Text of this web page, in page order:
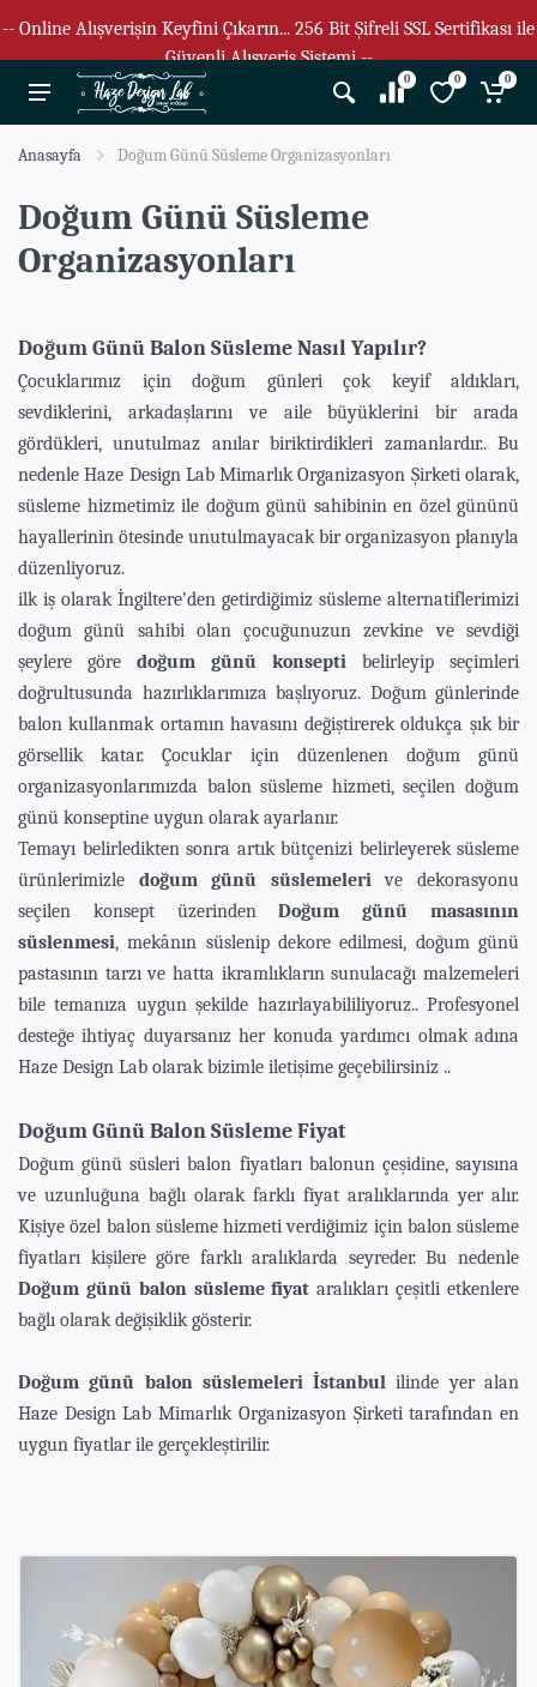
-- Online Alışverişin Keyfini Çıkarın... 256 Bit Şifreli SSL Sertifikası ile
Güvenli Alışveriş Sistemi --
0 0 0
Anasayfa Doğum Günü Süsleme Organizasyonları
Doğum Günü Süsleme
Organizasyonları
Doğum Günü Balon Süsleme Nasıl Yapılır?
Çocuklarımız için doğum günleri çok keyif aldıkları,
sevdiklerini, arkadaşlarını ve aile büyüklerini bir arada
gördükleri, unutulmaz anılar biriktirdikleri zamanlardır.. Bu
nedenle Haze Design Lab Mimarlık Organizasyon Şirketi olarak,
süsleme hizmetimiz ile doğum günü sahibinin en özel gününü
hayallerinin ötesinde unutulmayacak bir organizasyon planıyla
düzenliyoruz.
ilk iş olarak İngiltere’den getirdiğimiz süsleme alternatiflerimizi
doğum günü sahibi olan çocuğunuzun zevkine ve sevdiği
şeylere göre doğum günü konsepti belirleyip seçimleri
doğrultusunda hazırlıklarımıza başlıyoruz. Doğum günlerinde
balon kullanmak ortamın havasını değiştirerek oldukça şık bir
görsellik katar. Çocuklar için düzenlenen doğum günü
organizasyonlarımızda balon süsleme hizmeti, seçilen doğum
günü konseptine uygun olarak ayarlanır.
Temayı belirledikten sonra artık bütçenizi belirleyerek süsleme
ürünlerimizle doğum günü süslemelerive dekorasyonu
seçilen konsept üzerindenDoğum günü masasının
süslenmesi, mekânın süslenip dekore edilmesi, doğum günü
pastasının tarzı ve hatta ikramlıkların sunulacağı malzemeleri
bile temanıza uygun şekilde hazırlayabililiyoruz.. Profesyonel
desteğe ihtiyaç duyarsanız her konuda yardımcı olmak adına
Haze Design Lab olarak bizimle iletişime geçebilirsiniz ..
Doğum Günü Balon Süsleme Fiyat
Doğum günü süsleri balon fiyatları balonun çeşidine, sayısına
ve uzunluğuna bağlı olarak farklı fiyat aralıklarında yer alır.
Kişiye özel balon süsleme hizmeti verdiğimiz için balon süsleme
fiyatları kişilere göre farklı aralıklarda seyreder. Bu nedenle
Doğum günü balon süsleme fiyat aralıkları çeşitli etkenlere
bağlı olarak değişiklik gösterir.
Doğum günü balon süslemeleri İstanbul ilinde yer alan
Haze Design Lab Mimarlık Organizasyon Şirketi tarafından en
uygun fiyatlar ile gerçekleştirilir.